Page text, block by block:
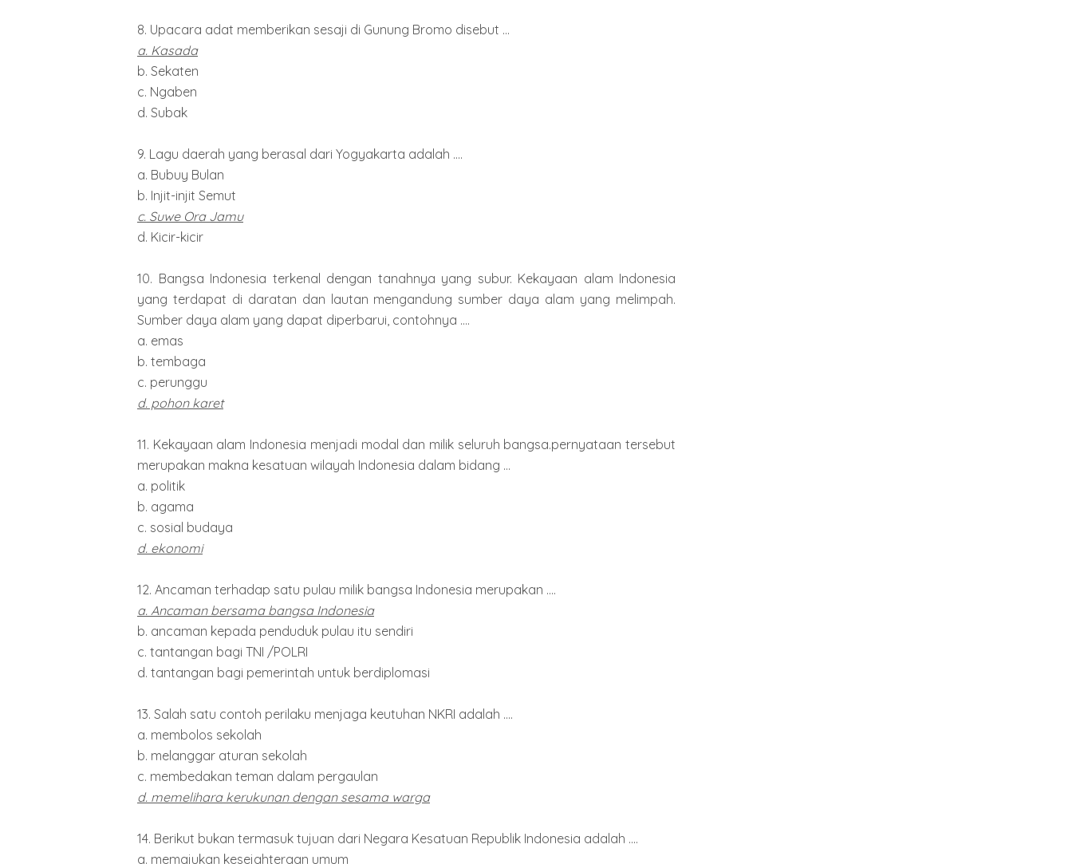
8. Upacara adat memberikan sesaji di Gunung Bromo disebut ...
a. Kasada
b. Sekaten
c. Ngaben
d. Subak
9. Lagu daerah yang berasal dari Yogyakarta adalah ....
a. Bubuy Bulan
b. Injit-injit Semut
c. Suwe Ora Jamu
d. Kicir-kicir
10. Bangsa Indonesia terkenal dengan tanahnya yang subur. Kekayaan alam Indonesia
yang terdapat di daratan dan lautan mengandung sumber daya alam yang melimpah.
Sumber daya alam yang dapat diperbarui, contohnya ....
a. emas
b. tembaga
c. perunggu
d. pohon karet
11. Kekayaan alam Indonesia menjadi modal dan milik seluruh bangsa.pernyataan tersebut
merupakan makna kesatuan wilayah Indonesia dalam bidang ...
a. politik
b. agama
c. sosial budaya
d. ekonomi
12. Ancaman terhadap satu pulau milik bangsa Indonesia merupakan ....
a. Ancaman bersama bangsa Indonesia
b. ancaman kepada penduduk pulau itu sendiri
c. tantangan bagi TNI /POLRI
d. tantangan bagi pemerintah untuk berdiplomasi
13. Salah satu contoh perilaku menjaga keutuhan NKRI adalah ....
a. membolos sekolah
b. melanggar aturan sekolah
c. membedakan teman dalam pergaulan
d. memelihara kerukunan dengan sesama warga
14. Berikut bukan termasuk tujuan dari Negara Kesatuan Republik Indonesia adalah ....
a. memajukan kesejahteraan umum